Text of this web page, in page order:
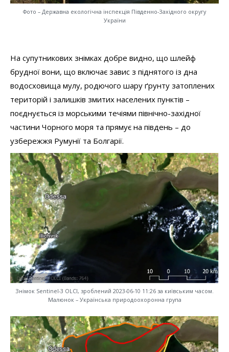
Фото – Державна екологічна інспекція Південно-Західного округу
України
На супутникових знімках добре видно, що шлейф
брудної вони, що включає завис з піднятого із дна
водосховища мулу, родючого шару ґрунту затоплених
територій і залишків змитих населених пунктів –
поєднується із морськими течіями північно-західної
частини Чорного моря та прямує на південь – до
узбережжя Румунії та Болгарії.
Знімок Sentinel-3 OLCI, зроблений 2023-06-10 11:26 за київським часом.
Малюнок – Українська природоохоронна група